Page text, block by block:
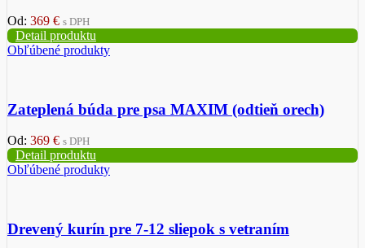
Od: 369 € s DPH
Detail produktu
Obľúbené produkty
Zateplená búda pre psa MAXIM (odtieň orech)
Od: 369 € s DPH
Detail produktu
Obľúbené produkty
Drevený kurín pre 7-12 sliepok s vetraním